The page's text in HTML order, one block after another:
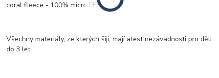
coral fleece - 100% micro PES
Všechny materiály, ze kterých šiji, mají atest nezávadnosti pro děti
do 3 let.